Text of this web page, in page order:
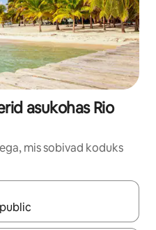
asukohas Rio
mis sobivad koduks
ekraanil nooleklahvidega või